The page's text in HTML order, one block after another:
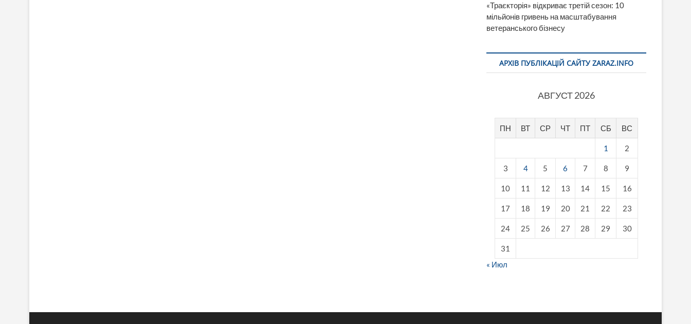
«Траєкторія» відкриває третій сезон: 10
мільйонів гривень на масштабування
ветеранського бізнесу
АРХІВ ПУБЛІКАЦІЙ САЙТУ ZARAZ.INFO
АВГУСТ 2026
ПН ВТ СР ЧТ ПТ СБ ВС
1 2
3 4 5 6 7 8 9
10 11 12 13 14 15 16
17 18 19 20 21 22 23
24 25 26 27 28 29 30
31
« Июл